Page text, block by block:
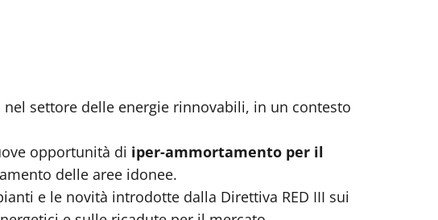
settore delle energie rinnovabili, in un contesto
opportunità di iper-ammortamento per il
delle aree idonee.
e le novità introdotte dalla Direttiva RED III sui